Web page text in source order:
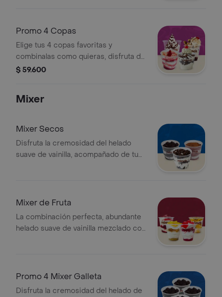
Promo 4 Copas
Elige tus 4 copas favoritas y
combinalas como quieras, disfruta de
nuestras deliciosas combinaciones
$ 59.600
Mixer
Mixer Secos
Disfruta la cremosidad del helado
suave de vainilla, acompañado de tu
Mixer de Fruta
La combinación perfecta, abundante
helado suave de vainilla mezclado con
Promo 4 Mixer Galleta
Disfruta la cremosidad del helado de